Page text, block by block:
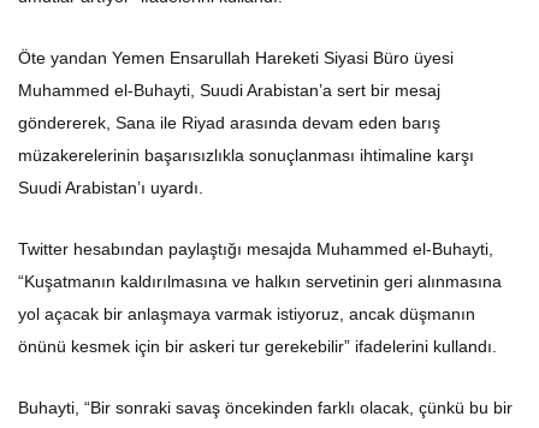
Öte yandan Yemen Ensarullah Hareketi Siyasi Büro üyesi
Muhammed el-Buhayti, Suudi Arabistan’a sert bir mesaj
göndererek, Sana ile Riyad arasında devam eden barış
müzakerelerinin başarısızlıkla sonuçlanması ihtimaline karşı
Suudi Arabistan’ı uyardı.
Twitter hesabından paylaştığı mesajda Muhammed el-Buhayti,
“Kuşatmanın kaldırılmasına ve halkın servetinin geri alınmasına
yol açacak bir anlaşmaya varmak istiyoruz, ancak düşmanın
önünü kesmek için bir askeri tur gerekebilir” ifadelerini kullandı.
Buhayti, “Bir sonraki savaş öncekinden farklı olacak, çünkü bu bir